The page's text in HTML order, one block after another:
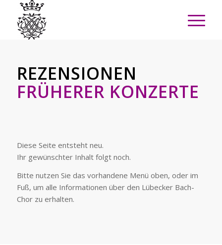
REZENSIONEN
FRÜHERER KONZERTE
Diese Seite entsteht neu.
Ihr gewünschter Inhalt folgt noch.
Bitte nutzen Sie das vorhandene Menü oben, oder im
Fuß, um alle Informationen über den Lübecker Bach-
Chor zu erhalten.